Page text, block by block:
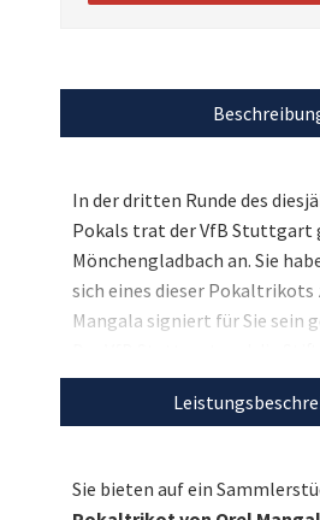
In der dritten Runde des
Pokals trat der VfB Stuttgart
Mönchengladbach an. Sie
sich eines dieser Pokaltrikots
Mangala signiert für Sie sein
Der VfB Stuttgart und die
freuen sich auf Ihre Gebote,
Projekte von VfBfairplay
Entdecken Sie bei uns auch
Sie bieten auf ein